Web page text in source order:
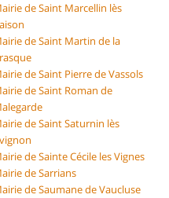
de Saint Marcellin lès
de Saint Martin de la
de Saint Pierre de Vassols
de Saint Roman de
de Saint Saturnin lès
de Sainte Cécile les Vignes
de Sarrians
de Saumane de Vaucluse